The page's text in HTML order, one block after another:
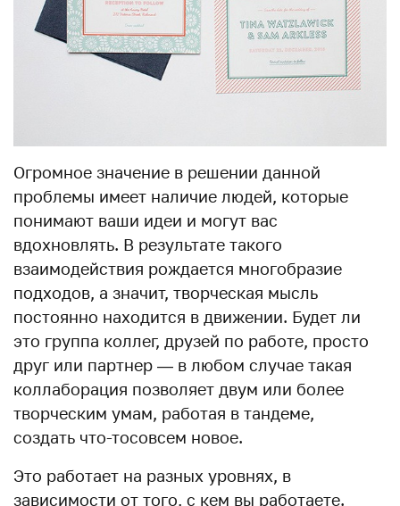
Огромное значение в решении данной
проблемы имеет наличие людей, которые
понимают ваши идеи и могут вас
вдохновлять. В результате такого
взаимодействия рождается многобразие
подходов, а значит, творческая мысль
постоянно находится в движении. Будет ли
это группа коллег, друзей по работе, просто
друг или партнер — в любом случае такая
коллаборация позволяет двум или более
творческим умам, работая в тандеме,
создать что-тосовсем новое.
Это работает на разных уровнях, в
зависимости от того, с кем вы работаете.